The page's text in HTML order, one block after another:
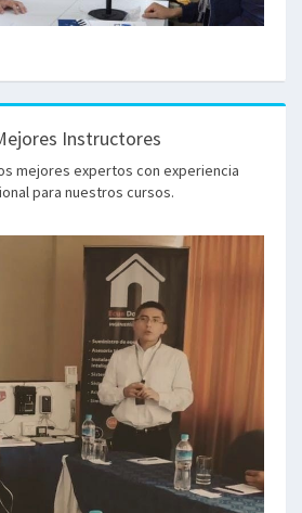
Instructores
mejores expertos con experiencia
para nuestros cursos.